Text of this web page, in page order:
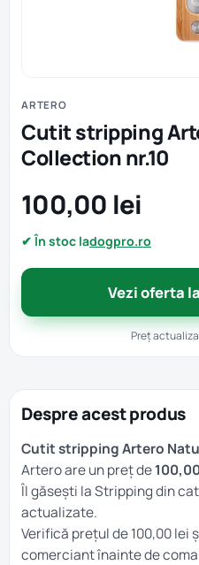
ARTERO
Cutit stripping
Collection nr.10
100,00 lei
✔ În stoc ladogpro.ro
Vezi oferta
Preț
Despre acest produs
Cutit stripping Artero
Artero are un preț de
Îl găsești laStrippingdin
actualizate.
Verifică prețul de 100,00
comerciant înainte de